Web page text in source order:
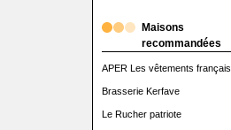
Maisons
recommandées
APER Les vêtements français
Brasserie Kerfave
Le Rucher patriote